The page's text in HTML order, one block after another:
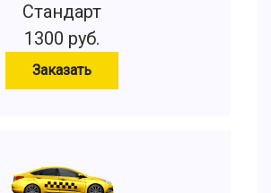
Стандарт
1300 руб.
Заказать